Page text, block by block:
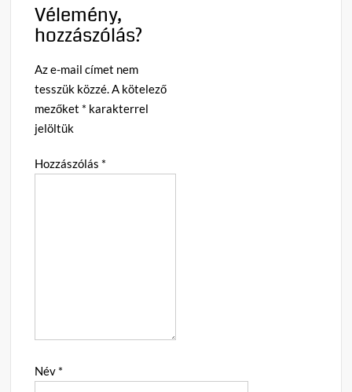
Vélemény,
hozzászólás?
Az e-mail címet nem
tesszük közzé.A kötelező
mezőket * karakterrel
jelöltük
Hozzászólás *
Név *